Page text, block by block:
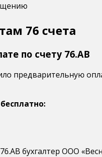
76 счета
по счету 76.АВ
предварительную
бухгалтер ООО